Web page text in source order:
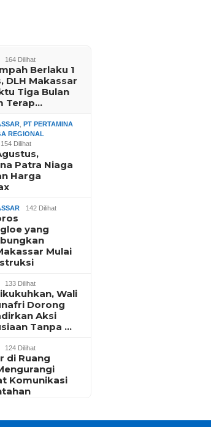
164 Dilihat
Berlaku 1
DLH Makassar
Tiga Bulan
Terap…
, PT PERTAMINA
REGIONAL
154 Dilihat
Patra Niaga
Harga
142 Dilihat
yang
Mulai
133 Dilihat
Wali
Dorong
Aksi
Tanpa …
124 Dilihat
di Ruang
Komunikasi